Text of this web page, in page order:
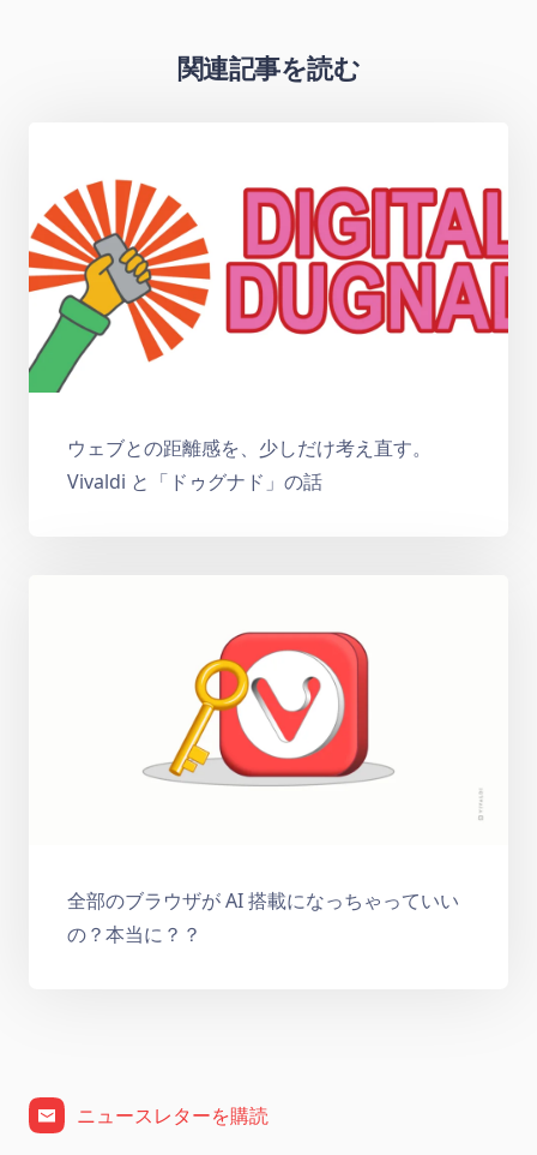
関連記事を読む
ウェブとの距離感を、少しだけ考え直す。
Vivaldi と「ドゥグナド」の話
全部のブラウザが AI 搭載になっちゃっていい
の？本当に？？
ニュースレターを購読